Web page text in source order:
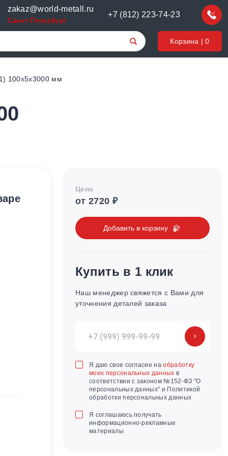
zakaz@world-metall.ru
Санкт-Петербург
+7 (812) 223-74-23
Корзина |0
100х5х3000 мм
Цена
от 2720 ₽
Добавить в корзину
Купить в 1 клик
Наш менеджер свяжется с Вами для
уточнения деталей заказа
Я даю свое согласие наобработку
моих персональных данных в
соответствии с законом №152-ФЗ "О
персональных данных" и Политикой
обработки персональных данных
Я соглашаюсь получать
информационно-рекламные
материалы